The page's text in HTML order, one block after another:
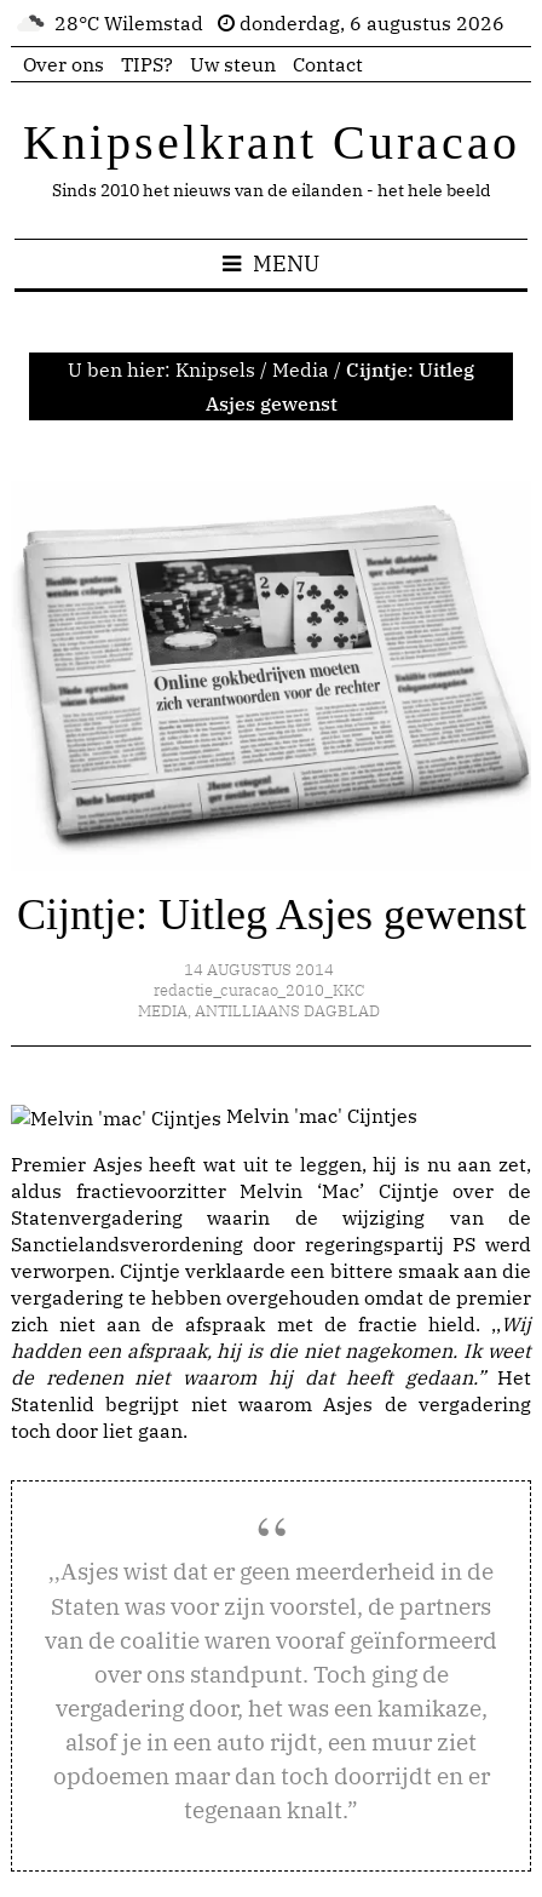
28°C Wilemstad
donderdag, 6 augustus 2026
Over ons
TIPS? Uw steun Contact
Knipselkrant Curacao
Sinds 2010 het nieuws van de eilanden - het hele beeld
MENU
U ben hier: Knipsels / Media / Cijntje: Uitleg
Asjes gewenst
Cijntje: Uitleg Asjes gewenst
14 AUGUSTUS 2014
redactie_curacao_2010_KKC
MEDIA, ANTILLIAANS DAGBLAD
Melvin 'mac' Cijntjes
Premier Asjes heeft wat uit te leggen, hij is nu aan zet,
aldus fractievoorzitter Melvin ‘Mac’ Cijntje over de
Statenvergadering waarin de wijziging van de
Sanctielandsverordening door regeringspartij PS werd
verworpen. Cijntje verklaarde een bittere smaak aan die
vergadering te hebben overgehouden omdat de premier
zich niet aan de afspraak met de fractie hield. ,, Wij
hadden een afspraak, hij is die niet nagekomen. Ik weet
de redenen niet waarom hij dat heeft gedaan.”Het
Statenlid begrijpt niet waarom Asjes de vergadering
toch door liet gaan.
,,Asjes wist dat er geen meerderheid in de
Staten was voor zijn voorstel, de partners
van de coalitie waren vooraf geïnformeerd
over ons standpunt. Toch ging de
vergadering door, het was een kamikaze,
alsof je in een auto rijdt, een muur ziet
opdoemen maar dan toch doorrijdt en er
tegenaan knalt.”